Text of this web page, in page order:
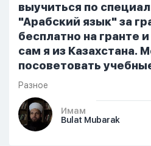
выучиться по
"Арабский язык" за
бесплатно на гранте
сам я из Казахстана.
посоветовать
Разное
Имам
Bulat Mubarak